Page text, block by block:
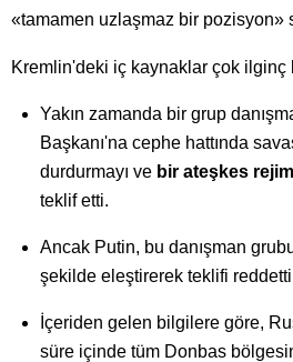
«tamamen uzlaşmaz bir pozisyon»
Kremlin'deki iç kaynaklar çok ilginç
Yakın zamanda bir grup
Başkanı'na cephe hattında
durdurmayı ve bir ateşkes
teklif etti.
Ancak Putin, bu danışman
şekilde eleştirerek teklifi
İçeriden gelen bilgilere göre,
süre içinde tüm Donbas